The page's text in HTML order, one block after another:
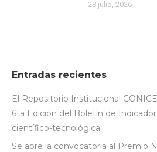
28 julio, 2026
Entradas recientes
El Repositorio Institucional
6ta Edición del Boletín de
científico-tecnológica
Se abre la convocatoria al Premio